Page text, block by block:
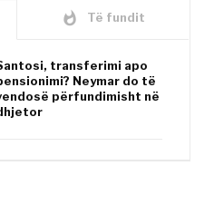
whatshot Të fundit
transferimi apo
Neymar do të
përfundimisht në